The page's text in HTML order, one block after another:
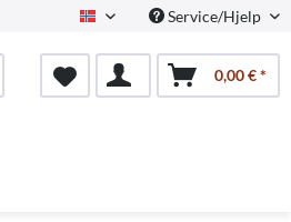
NorwegianService/Hjelp
0,00 € *